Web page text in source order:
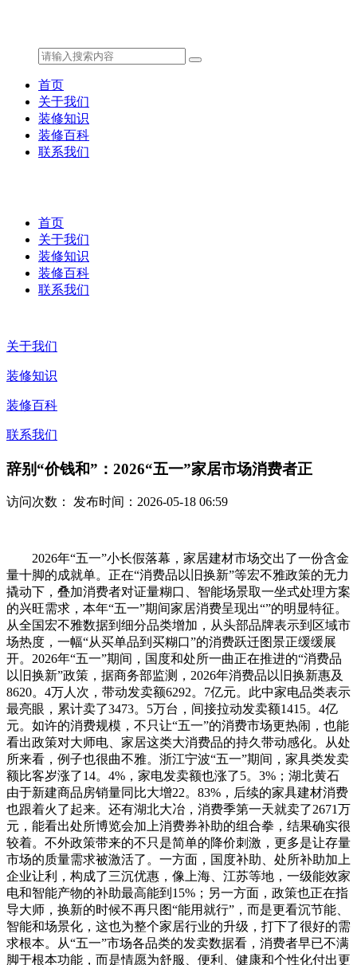
首页
关于我们
装修知识
装修百科
联系我们
首页
关于我们
装修知识
装修百科
联系我们
关于我们
装修知识
装修百科
联系我们
辞别“价钱和”：2026“五一”家居市场消费者正
访问次数： 发布时间：2026-05-18 06:59
2026年“五一”小长假落幕，家居建材市场交出了一份含金
量十脚的成就单。正在“消费品以旧换新”等宏不雅政策的无力
撬动下，叠加消费者对证量糊口、智能场景取一坐式处理方案
的兴旺需求，本年“五一”期间家居消费呈现出“”的明显特征。
从全国宏不雅数据到细分品类增加，从头部品牌表示到区域市
场热度，一幅“从买单品到买糊口”的消费跃迁图景正缓缓展
开。2026年“五一”期间，国度和处所一曲正在推进的“消费品
以旧换新”政策，据商务部监测，2026年消费品以旧换新惠及
8620。4万人次，带动发卖额6292。7亿元。此中家电品类表示
最亮眼，累计卖了3473。5万台，间接拉动发卖额1415。4亿
元。如许的消费规模，不只让“五一”的消费市场更热闹，也能
看出政策对大师电、家居这类大消费品的持久带动感化。从处
所来看，例子也很曲不雅。浙江宁波“五一”期间，家具类发卖
额比客岁涨了14。4%，家电发卖额也涨了5。3%；湖北黄石
由于新建商品房销量同比大增22。83%，后续的家具建材消费
也跟着火了起来。还有湖北大冶，消费季第一天就卖了2671万
元，能看出处所博览会加上消费券补助的组合拳，结果确实很
较着。不外政策带来的不只是简单的降价刺激，更多是让存量
市场的质量需求被激活了。一方面，国度补助、处所补助加上
企业让利，构成了三沉优惠，像上海、江苏等地，一级能效家
电和智能产物的补助最高能到15%；另一方面，政策也正在指
导大师，换新的时候不再只图“能用就行”，而是更看沉节能、
智能和场景化，这也为整个家居行业的升级，打下了很好的需
求根本。从“五一”市场各品类的发卖数据看，消费者早已不满
脚于根本功能，而是情愿为舒服、便利、健康和个性化付出更